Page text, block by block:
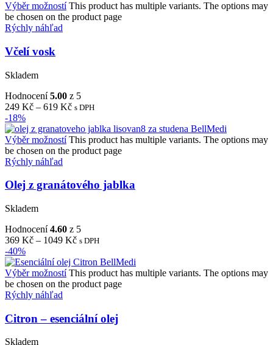
Výběr možností This product has multiple variants. The options may
be chosen on the product page
Rýchly náhľad
Včelí vosk
Skladem
Hodnocení5.00 z 5
249 Kč – 619 Kč s DPH
-18%
Výběr možností This product has multiple variants. The options may
be chosen on the product page
Rýchly náhľad
Olej z granátového jablka
Skladem
Hodnocení4.60 z 5
369 Kč – 1049 Kč s DPH
-40%
Výběr možností This product has multiple variants. The options may
be chosen on the product page
Rýchly náhľad
Citron – esenciální olej
Skladem